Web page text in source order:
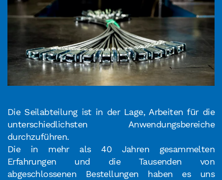
Die Seilabteilung ist in der Lage, Arbeiten für die
unterschiedlichsten Anwendungsbereiche
durchzuführen.
Die in mehr als 40 Jahren gesammelten
Erfahrungen und die Tausenden von
abgeschlossenen Bestellungen haben es uns